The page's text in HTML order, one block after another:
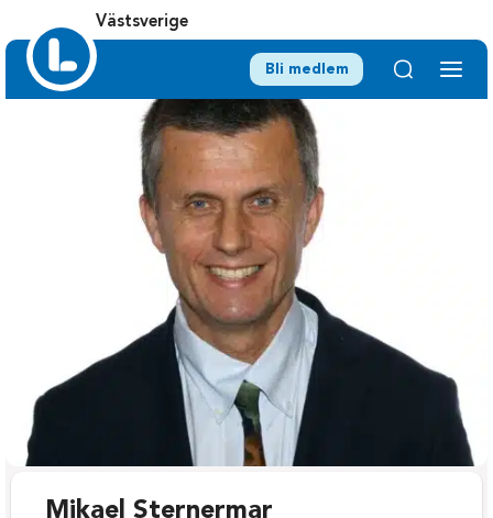
Västsverige
Bli medlem
Mikael Sternermar